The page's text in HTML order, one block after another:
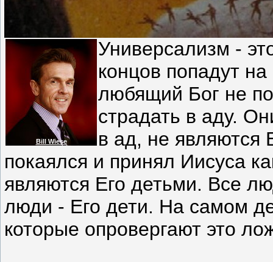
Bill Wiese
Универсализм -
концов попадут
любящий Бог не
страдать в аду.
в ад, не являются
покаялся и принял Иисуса
являются Его детьми. Все
люди - Его дети. На самом
которые опровергают это